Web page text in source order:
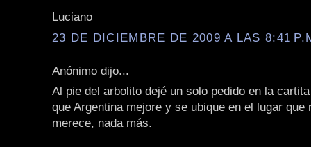
Luciano
23 DE DICIEMBRE DE 2009 A LAS 8:41
Anónimo dijo...
Al pie del arbolito dejé un solo pedido en la
que Argentina mejore y se ubique en el lugar que
merece, nada más.